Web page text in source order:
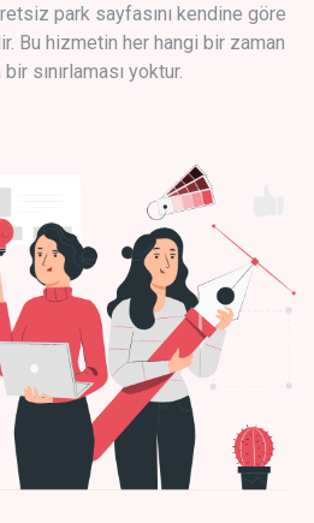
park sayfasını kendine göre
Bu hizmetin her hangi bir zaman
sınırlaması yoktur.